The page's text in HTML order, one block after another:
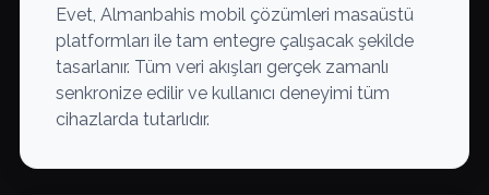
Evet, Almanbahis mobil çözümleri masaüstü
platformları ile tam entegre çalışacak şekilde
tasarlanır. Tüm veri akışları gerçek zamanlı
senkronize edilir ve kullanıcı deneyimi tüm
cihazlarda tutarlıdır.